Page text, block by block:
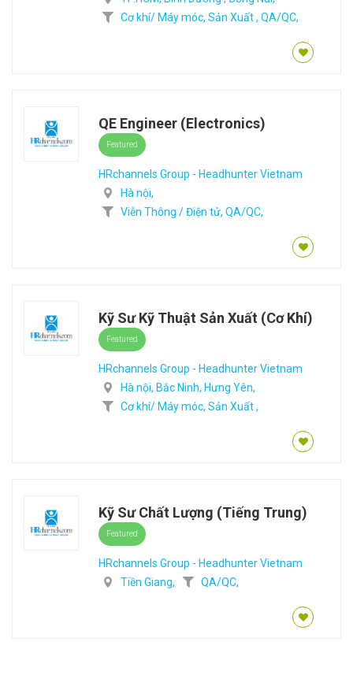
Cơ khí/ Máy móc, Sản Xuất , QA/QC,
QE Engineer (Electronics)
Featured
HRchannels Group - Headhunter Vietnam
Hà nội,
Viễn Thông / Điện tử, QA/QC,
Kỹ Sư Kỹ Thuật Sản Xuất (Cơ Khí)
Featured
HRchannels Group - Headhunter Vietnam
Hà nội, Bắc Ninh, Hưng Yên,
Cơ khí/ Máy móc, Sản Xuất ,
Kỹ Sư Chất Lượng (Tiếng Trung)
Featured
HRchannels Group - Headhunter Vietnam
Tiền Giang,
QA/QC,